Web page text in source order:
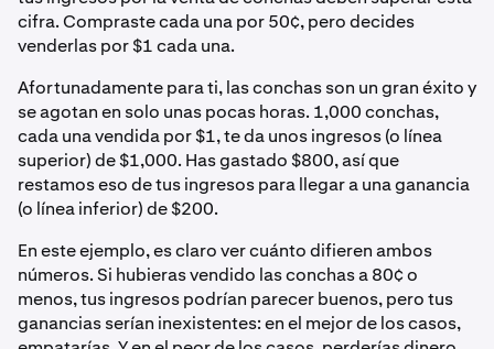
cifra. Compraste cada una por 50¢, pero decides
venderlas por $1 cada una.
Afortunadamente para ti, las conchas son un gran éxito y
se agotan en solo unas pocas horas. 1,000 conchas,
cada una vendida por $1, te da unos ingresos (o línea
superior) de $1,000. Has gastado $800, así que
restamos eso de tus ingresos para llegar a una ganancia
(o línea inferior) de $200.
En este ejemplo, es claro ver cuánto difieren ambos
números. Si hubieras vendido las conchas a 80¢ o
menos, tus ingresos podrían parecer buenos, pero tus
ganancias serían inexistentes: en el mejor de los casos,